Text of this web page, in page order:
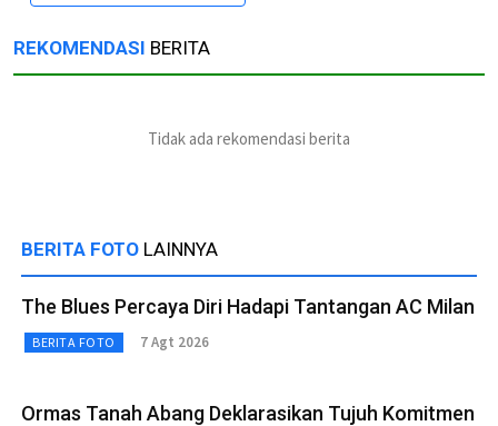
REKOMENDASI BERITA
Tidak ada rekomendasi berita
BERITA FOTO LAINNYA
The Blues Percaya Diri Hadapi Tantangan AC Milan
BERITA FOTO 7 Agt 2026
Ormas Tanah Abang Deklarasikan Tujuh Komitmen